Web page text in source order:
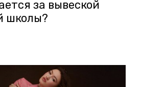
за вывеской
школы?